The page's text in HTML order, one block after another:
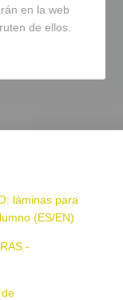
en la web
de ellos.
láminas para
(ES/EN)
-